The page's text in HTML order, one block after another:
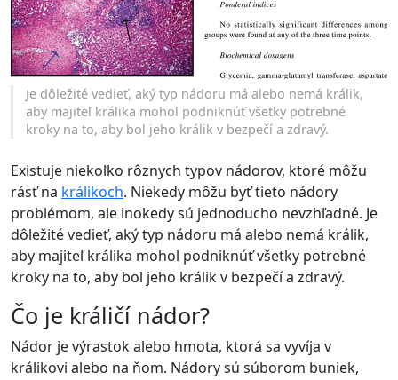
Je dôležité vedieť, aký typ nádoru má alebo nemá králik,
aby majiteľ králika mohol podniknúť všetky potrebné
kroky na to, aby bol jeho králik v bezpečí a zdravý.
Existuje niekoľko rôznych typov nádorov, ktoré môžu
rásť na králikoch. Niekedy môžu byť tieto nádory
problémom, ale inokedy sú jednoducho nevzhľadné. Je
dôležité vedieť, aký typ nádoru má alebo nemá králik,
aby majiteľ králika mohol podniknúť všetky potrebné
kroky na to, aby bol jeho králik v bezpečí a zdravý.
Čo je králičí nádor?
Nádor je výrastok alebo hmota, ktorá sa vyvíja v
králikovi alebo na ňom. Nádory sú súborom buniek,